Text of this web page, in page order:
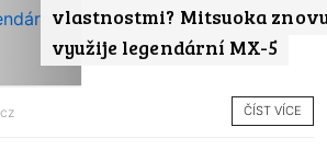
vlastnostmi? Mitsuoka
využije legendární MX-5
ČÍST VÍCE